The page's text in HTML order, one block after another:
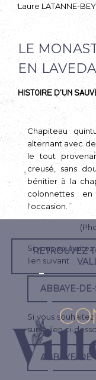
Laure LATANNE-BEY
LE
EN
HISTOIRE D'UN
Chapiteau
alternant avec
le tout
creusé, sans
bénitier à la
colonnettes
l'occasion.
Si vous
lien suivant :
ABBAYE-
Si vous
sur le lien ci-
ABBAYE-
RETROUVEZ